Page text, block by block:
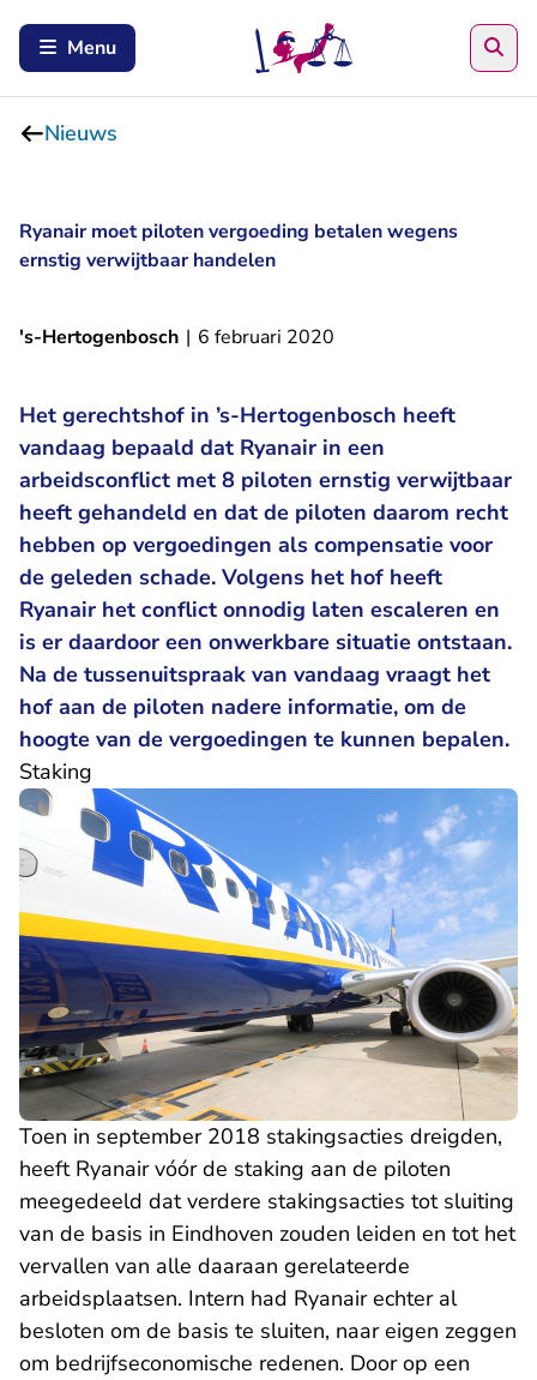
Menu
Nieuws
Ryanair moet piloten vergoeding betalen wegens
ernstig verwijtbaar handelen
's-Hertogenbosch | 6 februari 2020
Het gerechtshof in ’s-Hertogenbosch heeft
vandaag bepaald dat Ryanair in een
arbeidsconflict met 8 piloten ernstig verwijtbaar
heeft gehandeld en dat de piloten daarom recht
hebben op vergoedingen als compensatie voor
de geleden schade. Volgens het hof heeft
Ryanair het conflict onnodig laten escaleren en
is er daardoor een onwerkbare situatie ontstaan.
Na de tussenuitspraak van vandaag vraagt het
hof aan de piloten nadere informatie, om de
hoogte van de vergoedingen te kunnen bepalen.
Staking
Toen in september 2018 stakingsacties dreigden,
heeft Ryanair vóór de staking aan de piloten
meegedeeld dat verdere stakingsacties tot sluiting
van de basis in Eindhoven zouden leiden en tot het
vervallen van alle daaraan gerelateerde
arbeidsplaatsen. Intern had Ryanair echter al
besloten om de basis te sluiten, naar eigen zeggen
om bedrijfseconomische redenen. Door op een